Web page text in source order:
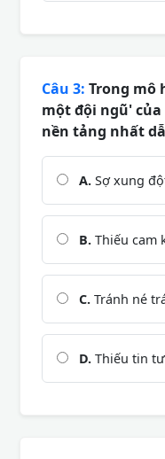
Câu 3: Trong mô
một đội ngũ'
nền tảng nhất
A. Sợ xung
B. Thiếu cam
C. Tránh né
D. Thiếu tin